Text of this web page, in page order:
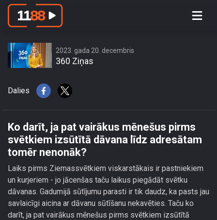
Ko darīt, ja pat vairākus mēnešus
adresātam tomēr nenonāk?
2023. gada 20. decembris
360 Ziņas
Dalies
Ko darīt, ja pat vairākus mēnešus pirms
svētkiem izsūtītā dāvana līdz adresātam
tomēr nenonāk?
Laiks pirms Ziemassvētkiem viskarstākais ir pastniekiem
un kurjeriem - jo jācenšas taču laikus piegādāt svētku
dāvanas. Gadumijā sūtījumu parasti ir tik daudz, ka pasts jau
savlaicīgi aicina ar dāvanu sūtīšanu nekavēties. Taču ko
darīt, ja pat vairākus mēnešus pirms svētkiem izsūtītā